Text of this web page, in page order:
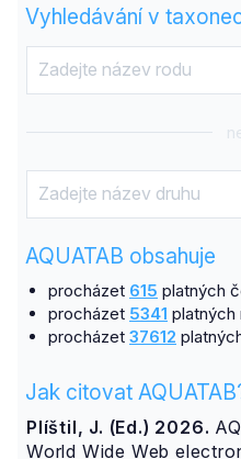
Vyhledávání v
AQUATAB obsahuje
procházet 615 platných
procházet 5341 platných
procházet 37612
Jak citovat
Plíštil, J. (Ed.) 2026.
World Wide Web